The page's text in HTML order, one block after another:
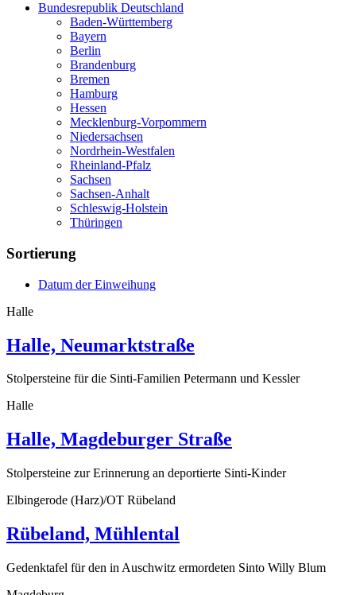
Bundesrepublik Deutschland
Baden-Württemberg
Bayern
Berlin
Brandenburg
Bremen
Hamburg
Hessen
Mecklenburg-Vorpommern
Niedersachsen
Nordrhein-Westfalen
Rheinland-Pfalz
Sachsen
Sachsen-Anhalt
Schleswig-Holstein
Thüringen
Sortierung
Datum der Einweihung
Halle
Halle, Neumarktstraße
Stolpersteine für die Sinti-Familien Petermann und Kessler
Halle
Halle, Magdeburger Straße
Stolpersteine zur Erinnerung an deportierte Sinti-Kinder
Elbingerode (Harz)/OT Rübeland
Rübeland, Mühlental
Gedenktafel für den in Auschwitz ermordeten Sinto Willy Blum